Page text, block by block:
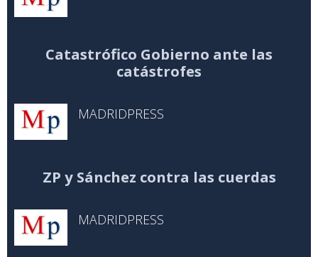
Catastrófico Gobierno ante las
catástrofes
MADRIDPRESS
ZP y Sánchez contra las cuerdas
MADRIDPRESS